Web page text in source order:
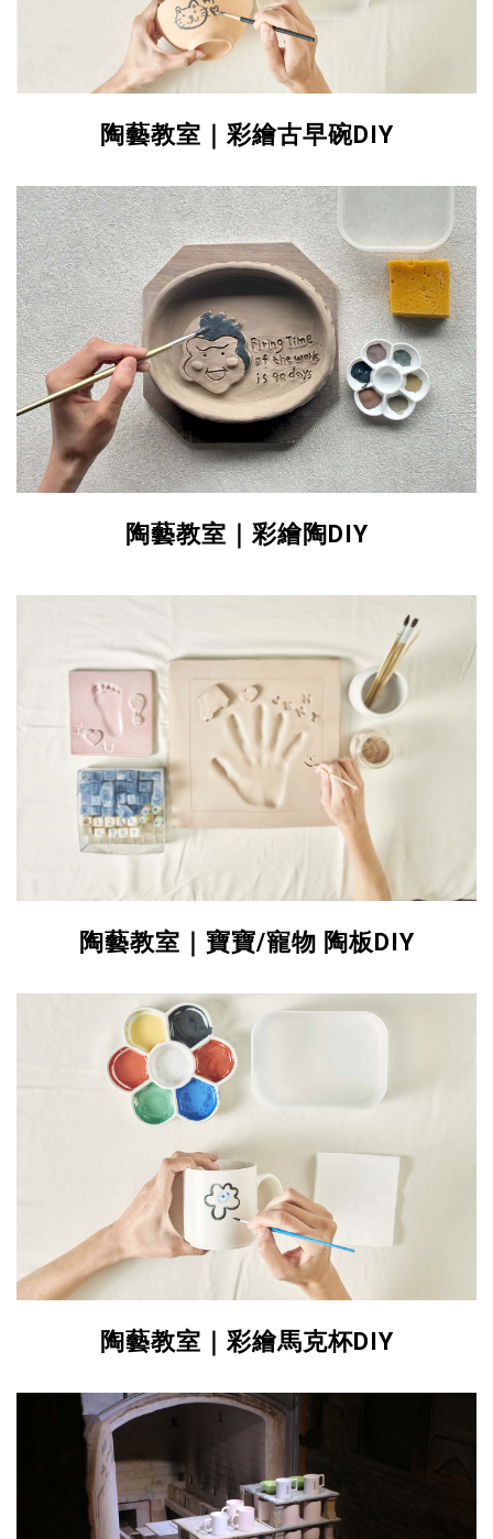
陶藝教室｜彩繪古早碗DIY
陶藝教室｜彩繪陶DIY
陶藝教室｜寶寶/寵物 陶板DIY
陶藝教室｜彩繪馬克杯DIY